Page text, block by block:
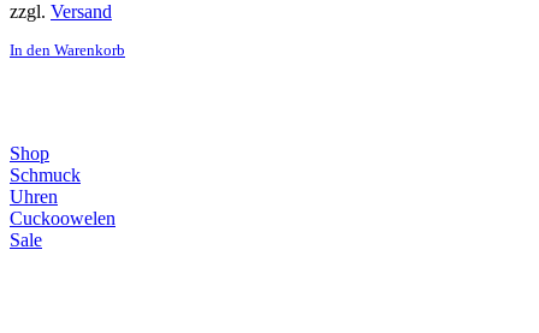
zzgl. Versand
In den Warenkorb
Shop
Schmuck
Uhren
Cuckoowelen
Sale